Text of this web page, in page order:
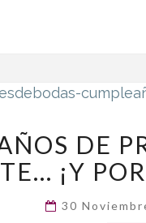
DE
DE
¡Y
30